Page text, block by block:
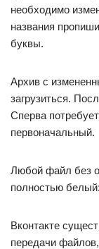
необходимо
названия
буквы.
Архив с
загрузиться.
Сперва
первоначальный.
Любой файл без
полностью белый:
Вконтакте
передачи